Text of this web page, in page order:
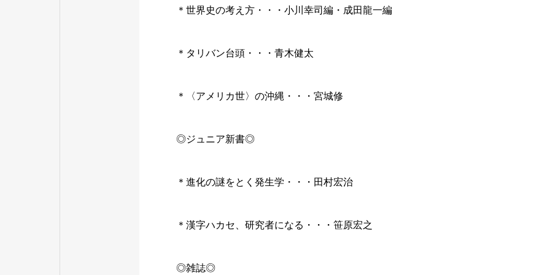
＊世界史の考え方・・・小川幸司編・成田龍一編
＊タリバン台頭・・・青木健太
＊〈アメリカ世〉の沖縄・・・宮城修
◎ジュニア新書◎
＊進化の謎をとく発生学・・・田村宏治
＊漢字ハカセ、研究者になる・・・笹原宏之
◎雑誌◎